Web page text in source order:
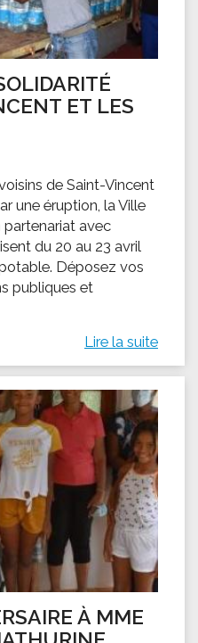
ET LES
de Saint-Vincent
une éruption, la Ville
partenariat avec
du 20 au 23 avril
Déposez vos
publiques et
Lire la suite
À MME